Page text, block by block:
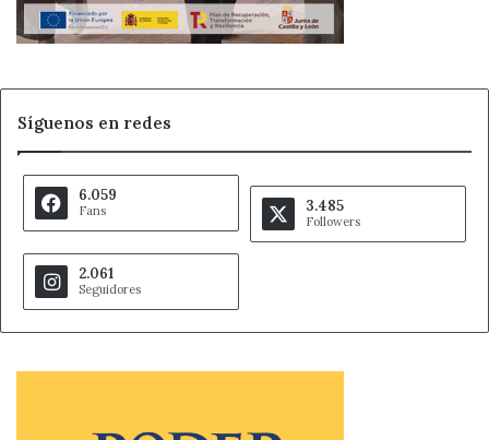
Síguenos en redes
6.059
Fans 3.485
Followers
2.061
Seguidores